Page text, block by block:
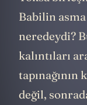
Babilin
neredeydi?
kalıntıları
tapınağının
değil,